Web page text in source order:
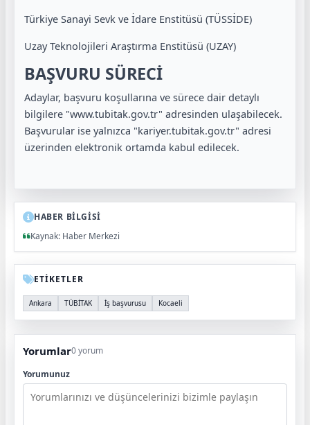
Türkiye Sanayi Sevk ve İdare Enstitüsü (TÜSSİDE)
Uzay Teknolojileri Araştırma Enstitüsü (UZAY)
BAŞVURU SÜRECİ
Adaylar, başvuru koşullarına ve sürece dair detaylı
bilgilere "www.tubitak.gov.tr" adresinden ulaşabilecek.
Başvurular ise yalnızca "kariyer.tubitak.gov.tr" adresi
üzerinden elektronik ortamda kabul edilecek.
HABER BİLGİSİ
Kaynak: Haber Merkezi
ETİKETLER
Ankara TÜBİTAK İş başvurusu Kocaeli
Yorumlar0 yorum
Yorumunuz